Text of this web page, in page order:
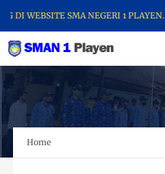
WEBSITE SMA NEGERI 1 PLAYEN.
Home